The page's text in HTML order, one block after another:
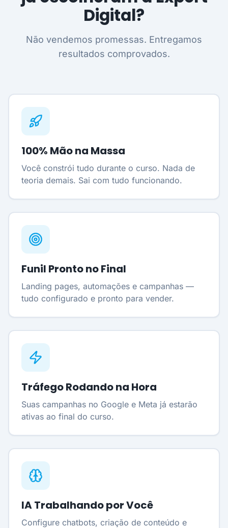
Digital?
Não vendemos promessas. Entregamos
resultados comprovados.
100% Mão na Massa
Você constrói tudo durante o curso. Nada de
teoria demais. Sai com tudo funcionando.
Funil Pronto no Final
Landing pages, automações e campanhas —
tudo configurado e pronto para vender.
Tráfego Rodando na Hora
Suas campanhas no Google e Meta já estarão
ativas ao final do curso.
IA Trabalhando por Você
Configure chatbots, criação de conteúdo e